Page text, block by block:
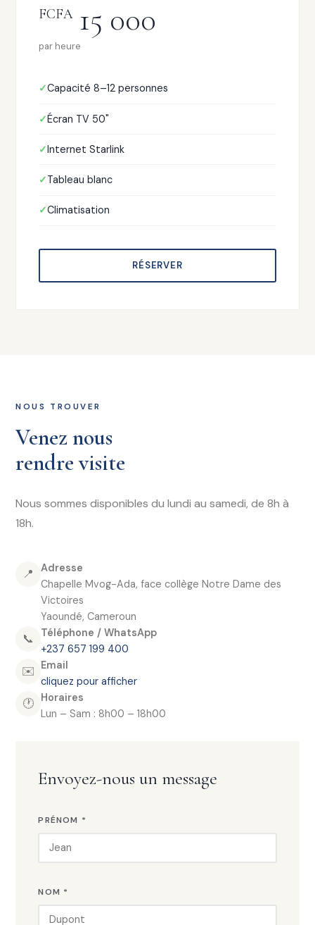
FCFA15 000
par heure
Capacité 8–12 personnes
Écran TV 50"
Internet Starlink
Tableau blanc
Climatisation
RÉSERVER
NOUS TROUVER
Venez nous
rendre visite
Nous sommes disponibles du lundi au samedi, de 8h à
18h.
📍
Adresse
Chapelle Mvog-Ada, face collège Notre Dame des
Victoires
Yaoundé, Cameroun
📞
Téléphone / WhatsApp
+237 657 199 400
✉️
Email
cliquez pour afficher
🕐
Horaires
Lun – Sam : 8h00 – 18h00
Envoyez-nous un message
PRÉNOM *
NOM *